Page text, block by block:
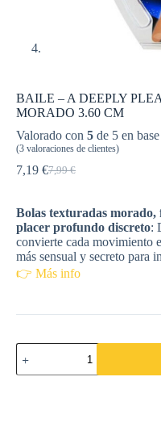
BAILE – A DEEPLY
MORADO 3.60 CM
Valorado con 5 de 5 en base
(3 valoraciones de clientes)
7,99€
El
era:
7,99 €.
7,19 €El
es:
7,19 €.
Bolas texturadas morado,
placer profundo discreto:
convierte cada movimiento
más sensual y secreto para
👉 Más info
BAILE
A